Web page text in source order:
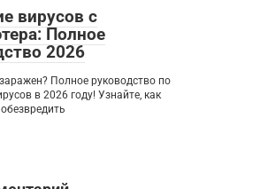
вирусов с
Полное
2026
Полное руководство по
в 2026 году! Узнайте, как